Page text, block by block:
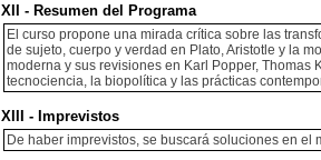
XII - Resumen del Programa
El curso propone una mirada crítica sobre las
de sujeto, cuerpo y verdad en Plato, Aristotle y la
moderna y sus revisiones en Karl Popper,
tecnociencia, la biopolítica y las prácticas
XIII - Imprevistos
De haber imprevistos, se buscará soluciones en el